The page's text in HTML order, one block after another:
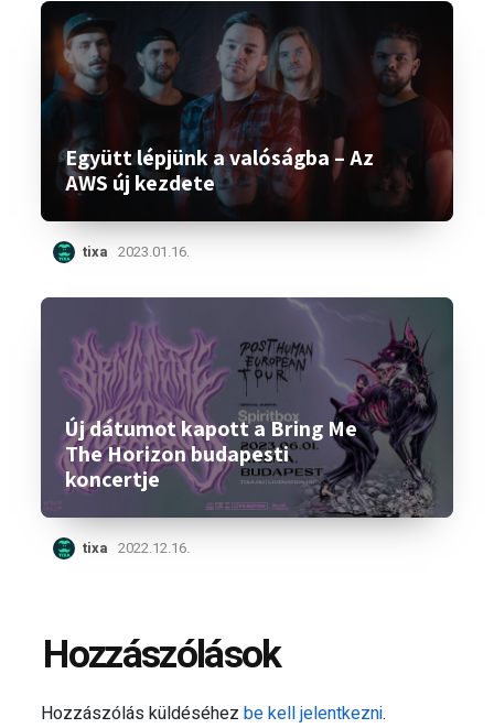
Együtt lépjünk a valóságba – Az
AWS új kezdete
tixa 2023.01.16.
Új dátumot kapott a Bring Me
The Horizon budapesti
koncertje
tixa 2022.12.16.
Hozzászólások
Hozzászólás küldéséhezbe kell jelentkezni.